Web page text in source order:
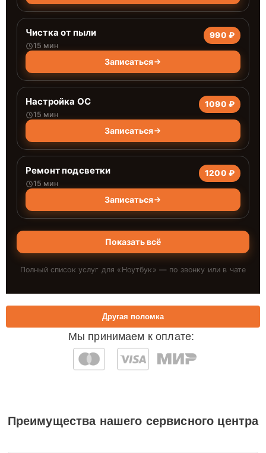
Чистка от пыли
15 мин
990 ₽
Записаться
Настройка ОС
15 мин
1090 ₽
Записаться
Ремонт подсветки
15 мин
1200 ₽
Записаться
Показать всё
Полный список услуг для « Ноутбук » — по звонку или в чате
Мы принимаем к оплате:
Другая поломка
Преимущества нашего сервисного центра